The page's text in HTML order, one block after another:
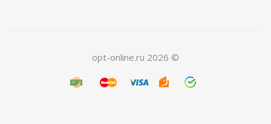
opt-online.ru 2026 ©